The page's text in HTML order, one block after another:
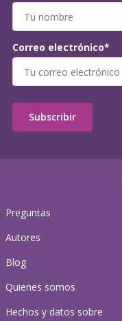
Preguntas
Autores
Blog
Quienes somos
Hechos y datos sobre
Correo electrónico*
Subscribir